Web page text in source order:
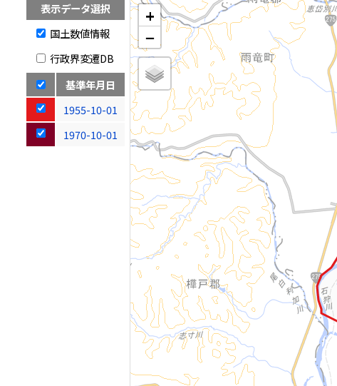
表示データ選択
国土数値情報
行政界変遷DB
基準年月日
1955-10-01
1970-10-01
+
−